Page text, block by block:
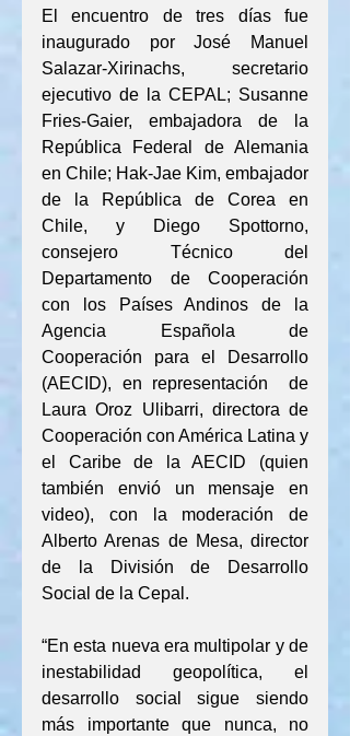
El encuentro de tres días fue
inaugurado por José Manuel
Salazar-Xirinachs, secretario
ejecutivo de la CEPAL; Susanne
Fries-Gaier, embajadora de la
República Federal de Alemania
en Chile; Hak-Jae Kim, embajador
de la República de Corea en
Chile, y Diego Spottorno,
consejero Técnico del
Departamento de Cooperación
con los Países Andinos de la
Agencia Española de
Cooperación para el Desarrollo
(AECID), en representación  de
Laura Oroz Ulibarri, directora de
Cooperación con América Latina y
el Caribe de la AECID (quien
también envió un mensaje en
video), con la moderación de
Alberto Arenas de Mesa, director
de la División de Desarrollo
Social de la Cepal.
“En esta nueva era multipolar y de
inestabilidad geopolítica, el
desarrollo social sigue siendo
más importante que nunca, no